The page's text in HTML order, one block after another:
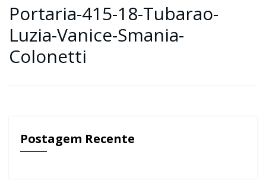
Portaria-415-18-Tubarao-
Luzia-Vanice-Smania-
Colonetti
Postagem Recente